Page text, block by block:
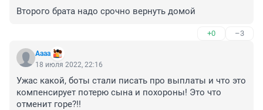
Второго брата надо срочно вернуть домой
+0 –3
Аааа
18 июля 2022, 22:16
Ужас какой, боты стали писать про выплаты и что это
компенсирует потерю сына и похороны! Это что
отменит горе?!!